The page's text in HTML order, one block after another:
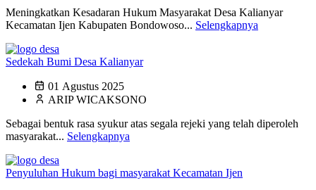
Meningkatkan Kesadaran Hukum Masyarakat Desa Kalianyar
Kecamatan Ijen Kabupaten Bondowoso... Selengkapnya
Sedekah Bumi Desa Kalianyar
01 Agustus 2025
ARIP WICAKSONO
Sebagai bentuk rasa syukur atas segala rejeki yang telah diperoleh
masyarakat... Selengkapnya
Penyuluhan Hukum bagi masyarakat Kecamatan Ijen